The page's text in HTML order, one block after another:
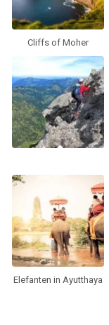
Cliffs of Moher
Elefanten in Ayutthaya